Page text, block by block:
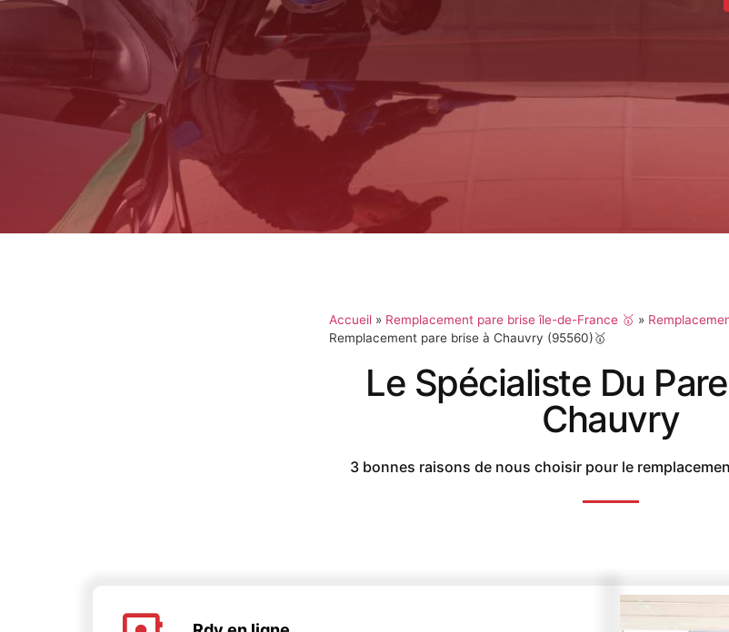
Accueil » Remplacement pare brise île-de-France 🥇 »
Remplacement pare brise à Chauvry (95560)🥇
Le Spécialiste Du
Chauvry
3 bonnes raisons de nous choisir pour le